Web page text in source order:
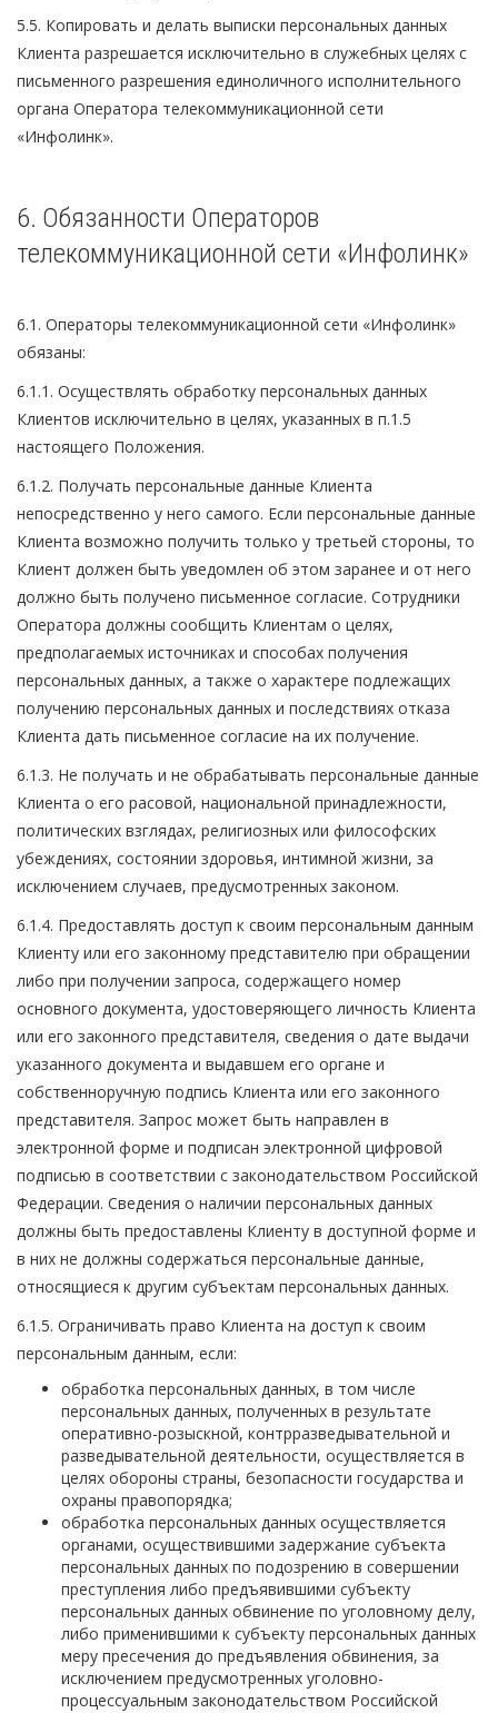
5.5. Копировать и делать выписки персональных данных
Клиента разрешается исключительно в служебных целях с
письменного разрешения единоличного исполнительного
органа Оператора телекоммуникационной сети
«Инфолинк».
6. Обязанности Операторов
телекоммуникационной сети «Инфолинк»
6.1. Операторы телекоммуникационной сети «Инфолинк»
обязаны:
6.1.1. Осуществлять обработку персональных данных
Клиентов исключительно в целях, указанных в п.1.5
настоящего Положения.
6.1.2. Получать персональные данные Клиента
непосредственно у него самого. Если персональные данные
Клиента возможно получить только у третьей стороны, то
Клиент должен быть уведомлен об этом заранее и от него
должно быть получено письменное согласие. Сотрудники
Оператора должны сообщить Клиентам о целях,
предполагаемых источниках и способах получения
персональных данных, а также о характере подлежащих
получению персональных данных и последствиях отказа
Клиента дать письменное согласие на их получение.
6.1.3. Не получать и не обрабатывать персональные данные
Клиента о его расовой, национальной принадлежности,
политических взглядах, религиозных или философских
убеждениях, состоянии здоровья, интимной жизни, за
исключением случаев, предусмотренных законом.
6.1.4. Предоставлять доступ к своим персональным данным
Клиенту или его законному представителю при обращении
либо при получении запроса, содержащего номер
основного документа, удостоверяющего личность Клиента
или его законного представителя, сведения о дате выдачи
указанного документа и выдавшем его органе и
собственноручную подпись Клиента или его законного
представителя. Запрос может быть направлен в
электронной форме и подписан электронной цифровой
подписью в соответствии с законодательством Российской
Федерации. Сведения о наличии персональных данных
должны быть предоставлены Клиенту в доступной форме и
в них не должны содержаться персональные данные,
относящиеся к другим субъектам персональных данных.
6.1.5. Ограничивать право Клиента на доступ к своим
персональным данным, если:
обработка персональных данных, в том числе
персональных данных, полученных в результате
оперативно-розыскной, контрразведывательной и
разведывательной деятельности, осуществляется в
целях обороны страны, безопасности государства и
охраны правопорядка;
обработка персональных данных осуществляется
органами, осуществившими задержание субъекта
персональных данных по подозрению в совершении
преступления либо предъявившими субъекту
персональных данных обвинение по уголовному делу,
либо применившими к субъекту персональных данных
меру пресечения до предъявления обвинения, за
исключением предусмотренных уголовно-
процессуальным законодательством Российской